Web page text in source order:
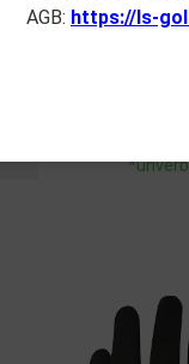
AGB: https://ls-